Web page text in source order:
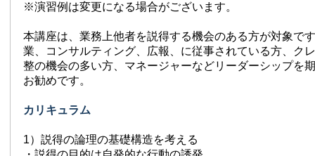
※演習例は変更になる場合がございます。
本講座は、業務上他者を説得する機会のある方が対象で
業、コンサルティング、広報、に従事されている方、ク
整の機会の多い方、マネージャーなどリーダーシップを
お勧めです。
カリキュラム
1）説得の論理の基礎構造を考える